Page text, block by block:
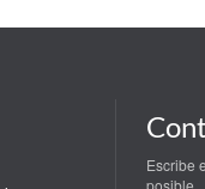
Escribe
posible.